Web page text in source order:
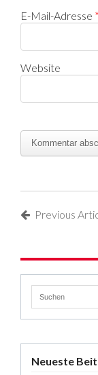
E-Mail-Adresse *
Website
Previous
Neueste